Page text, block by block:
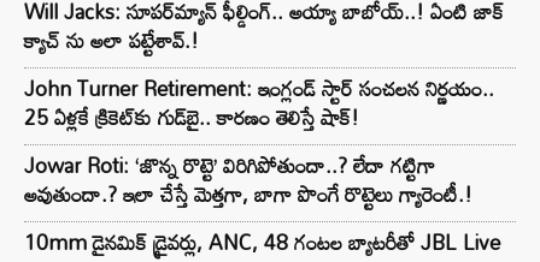
Will Jacks: సూపర్‌మ్యాన్ ఫీల్డింగ్.. అయ్యా బాబోయ్..! ఏంటి జాక్
క్యాచ్ ను అలా పట్టేశావ్.!
John Turner Retirement: ఇంగ్లండ్ స్టార్ సంచలన నిర్ణయం..
25 ఏళ్లకే క్రికెట్‌కు గుడ్‌బై.. కారణం తెలిస్తే షాక్!
Jowar Roti: ‘జొన్న రొట్టె’ విరిగిపోతుందా..? లేదా గట్టిగా
అవుతుందా.? ఇలా చేస్తే మెత్తగా, బాగా పొంగే రొట్టెలు గ్యారెంటీ.!
10mm డైనమిక్ డ్రైవర్లు, ANC, 48 గంటల బ్యాటరీతో JBL Live